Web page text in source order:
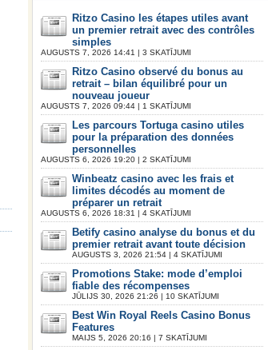
Ritzo Casino les étapes utiles avant
un premier retrait avec des contrôles
simples
AUGUSTS 7, 2026 14:41 | 3 SKATĪJUMI
Ritzo Casino observé du bonus au
retrait – bilan équilibré pour un
nouveau joueur
AUGUSTS 7, 2026 09:44 | 1 SKATĪJUMI
Les parcours Tortuga casino utiles
pour la préparation des données
personnelles
AUGUSTS 6, 2026 19:20 | 2 SKATĪJUMI
Winbeatz casino avec les frais et
limites décodés au moment de
préparer un retrait
AUGUSTS 6, 2026 18:31 | 4 SKATĪJUMI
Betify casino analyse du bonus et du
premier retrait avant toute décision
AUGUSTS 3, 2026 21:54 | 4 SKATĪJUMI
Promotions Stake: mode d’emploi
fiable des récompenses
JŪLIJS 30, 2026 21:26 | 10 SKATĪJUMI
Best Win Royal Reels Casino Bonus
Features
MAIJS 5, 2026 20:16 | 7 SKATĪJUMI